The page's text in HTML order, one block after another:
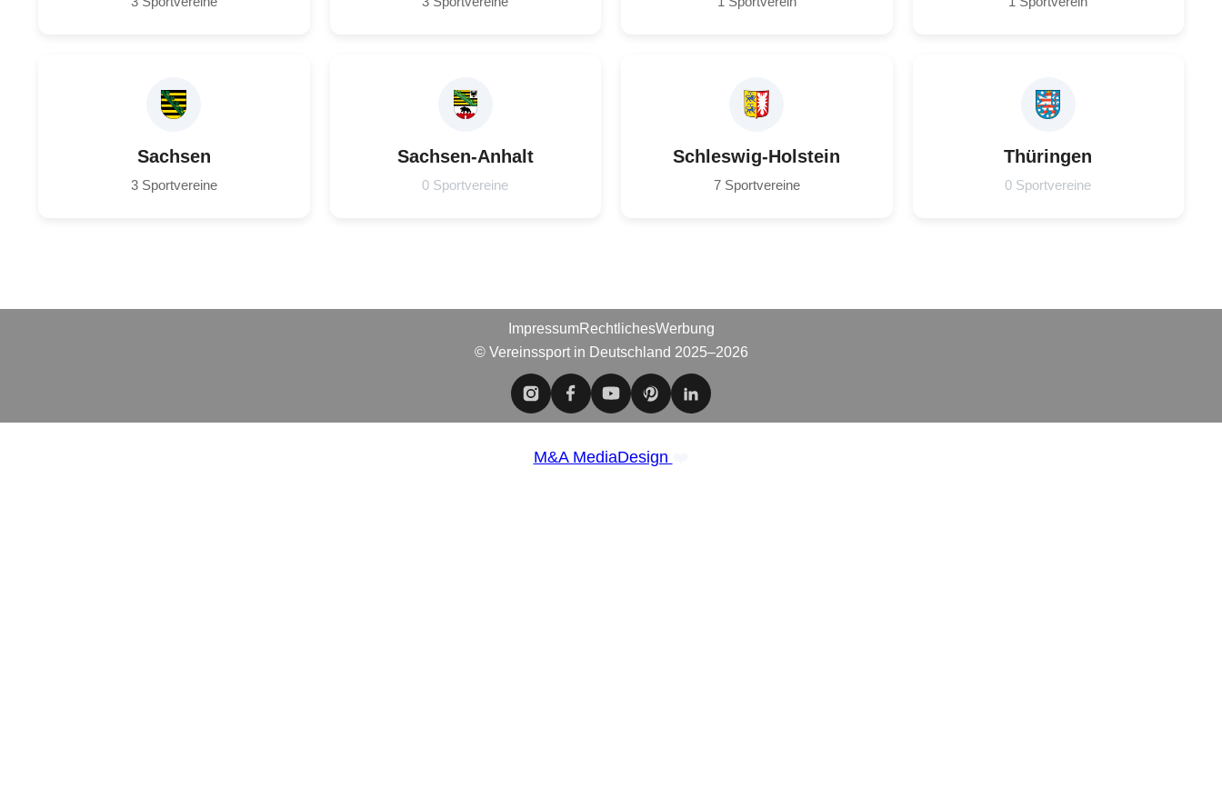
Sachsen
3 Sportvereine
Sachsen-Anhalt
0 Sportvereine
Schleswig-Holstein
7 Sportvereine
Thüringen
0 Sportvereine
ImpressumRechtlichesWerbung
© Vereinssport in Deutschland 2025–2026
M&A MediaDesign